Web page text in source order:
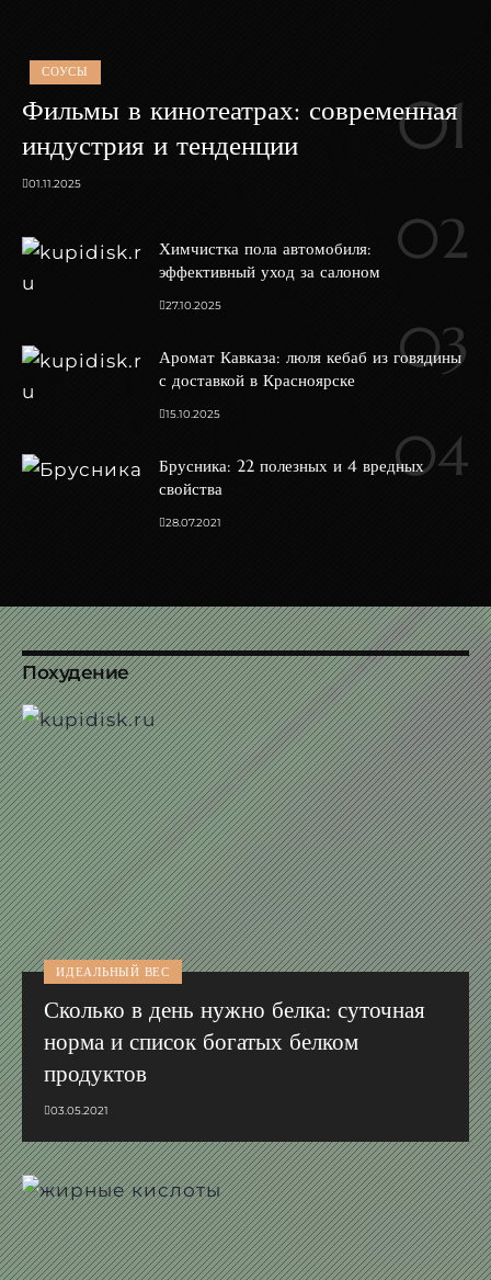
СОУСЫ
Фильмы в кинотеатрах: современная
индустрия и тенденции
01.11.2025
Химчистка пола автомобиля:
эффективный уход за салоном
27.10.2025
Аромат Кавказа: люля кебаб из говядины
с доставкой в Красноярске
15.10.2025
Брусника: 22 полезных и 4 вредных
свойства
28.07.2021
Похудение
ИДЕАЛЬНЫЙ ВЕС
Сколько в день нужно белка: суточная
норма и список богатых белком
продуктов
03.05.2021